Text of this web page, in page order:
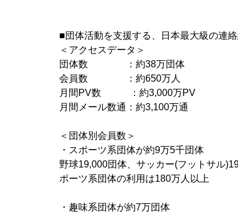
■団体活動を支援する、日本最大級の連
＜アクセスデータ＞
団体数 ：約38万団体
会員数 ：約650万人
月間PV数 ：約3,000万PV
月間メール数通：約3,100万通
＜団体別会員数＞
・スポーツ系団体が約9万5千団体
野球19,000団体、サッカー(フットサル
ポーツ系団体の利用は180万人以上
・趣味系団体が約7万団体